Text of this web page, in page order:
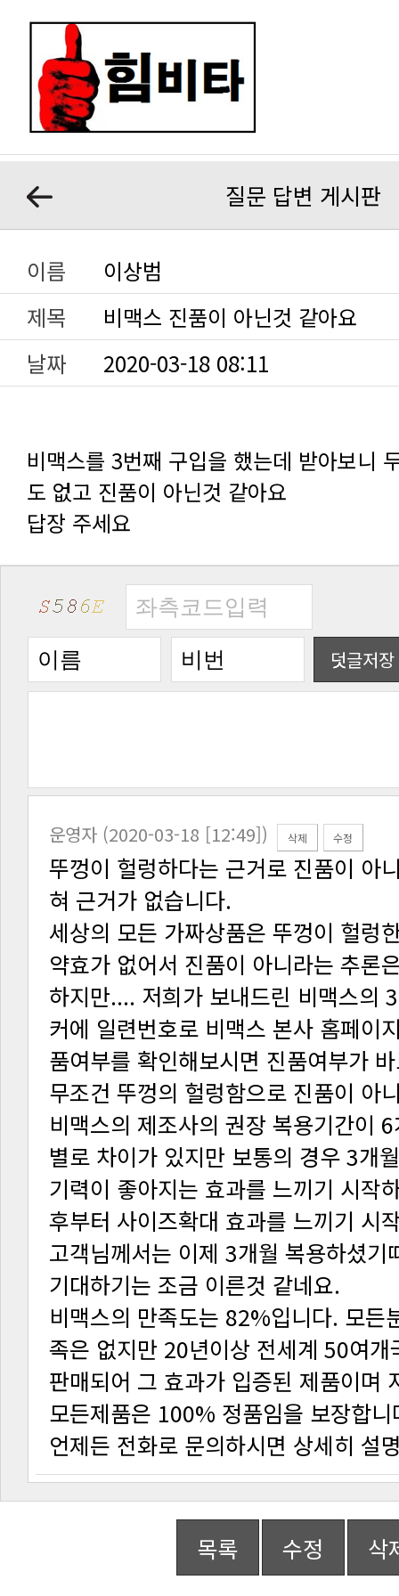
질문 답변 게시판
이름
이상범
제목
비맥스 진품이 아닌것 같아요
날짜
2020-03-18 08:11
도 없고 진품이 아닌것 같아요
답장 주세요
덧글저장
운영자 (2020-03-18 [12:49]) 삭제 수정
혀 근거가 없습니다.
세상의 모든 가짜상품은 뚜껑이 헐렁
약효가 없어서 진품이 아니라는 추론
후부터 사이즈확대 효과를 느끼기 시
기대하기는 조금 이른것 같네요.
모든제품은 100% 정품임을 보장합니
언제든 전화로 문의하시면 상세히 설
목록 수정 삭